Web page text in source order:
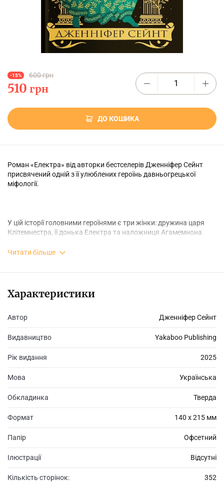
-15% 600 грн
510 грн
ДО КОШИКА
Роман «Електра» від авторки бестселерів Дженніфер Сейнт
присвячений одній з її улюблених героїнь давньогрецької
міфології.
У цій історії головними героїнями є три жінки: дружина царя
Клітемнестра, її донька Електра та наложниця Агамемнона
вбивства Іфігенії, старшої доньки, і прагне помсти. Електра
осторонь. Троянка Кассандра, яку Аполлон нагородив даром
передбачення, чудово знає, які події мають статися, однак її
врятувати.
Це історія про долю та розплату за скоєні гріхи.
Читати більше
Характеристики
Автор Дженніфер Сейнт
Видавництво Yakaboo Publishing
Рік видання 2025
Мова Українська
Обкладинка Тверда
Формат 140 х 215 мм
Папір Офсетний
Ілюстрації Відсутні
Кількість сторінок: 352